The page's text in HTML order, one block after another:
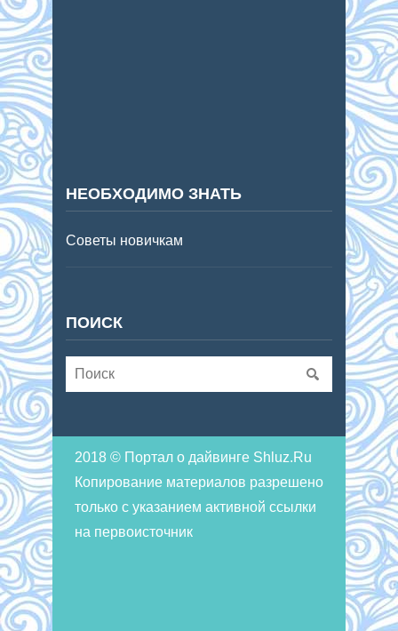
НЕОБХОДИМО ЗНАТЬ
Советы новичкам
ПОИСК
2018 © Портал о дайвинге Shluz.Ru
Копирование материалов разрешено
только с указанием активной ссылки
на первоисточник